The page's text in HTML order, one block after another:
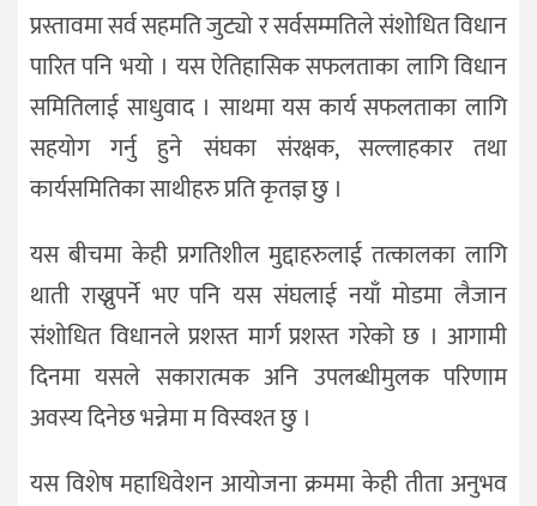
प्रस्तावमा सर्व सहमति जुट्यो र सर्वसम्मतिले संशोधित विधान
पारित पनि भयो । यस ऐतिहासिक सफलताका लागि विधान
समितिलाई साधुवाद । साथमा यस कार्य सफलताका लागि
सहयोग गर्नु हुने संघका संरक्षक, सल्लाहकार तथा
कार्यसमितिका साथीहरु प्रति कृतज्ञ छु ।
यस बीचमा केही प्रगतिशील मुद्दाहरुलाई तत्कालका लागि
थाती राख्नुपर्ने भए पनि यस संघलाई नयाँ मोडमा लैजान
संशोधित विधानले प्रशस्त मार्ग प्रशस्त गरेको छ । आगामी
दिनमा यसले सकारात्मक अनि उपलब्धीमुलक परिणाम
अवस्य दिनेछ भन्नेमा म विस्वश्त छु ।
यस विशेष महाधिवेशन आयोजना क्रममा केही तीता अनुभव